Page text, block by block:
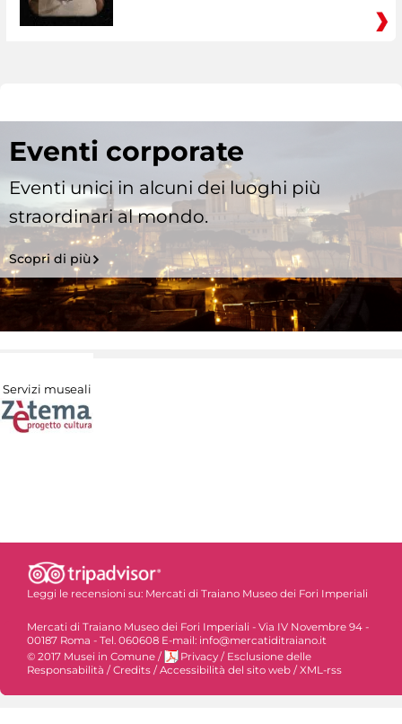
Eventi corporate
Eventi unici in alcuni dei luoghi più
straordinari al mondo.
Scopri di più
Servizi museali
Leggi le recensioni su: Mercati di Traiano Museo dei Fori Imperiali
Mercati di Traiano Museo dei Fori Imperiali - Via IV Novembre 94 -
00187 Roma - Tel. 060608 E-mail: info@mercatiditraiano.it
© 2017 Musei in Comune / Privacy / Esclusione delle
Responsabilità /Credits /Accessibilità del sito web /XML-rss